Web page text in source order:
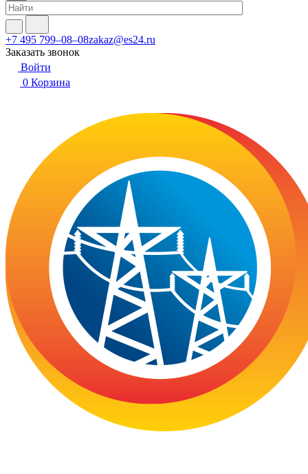
+7 495 799–08–08zakaz@es24.ru
Заказать звонок
Войти
0 Корзина